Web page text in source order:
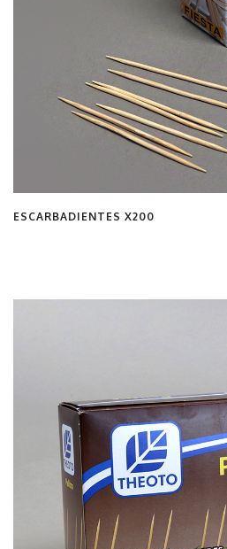
ESCARBADIENTES X200